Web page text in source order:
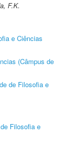
F.K.
e Ciências
(Câmpus de
de Filosofia e
Filosofia e